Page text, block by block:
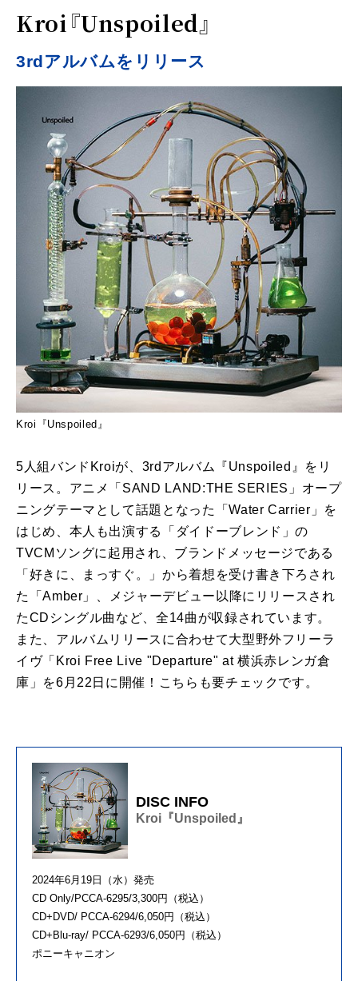
Kroi『Unspoiled』
3rdアルバムをリリース
Kroi『Unspoiled』
5人組バンドKroiが、3rdアルバム『Unspoiled』をリ
リース。アニメ「SAND LAND:THE SERIES」オープ
ニングテーマとして話題となった「Water Carrier」を
はじめ、本人も出演する「ダイドーブレンド」の
TVCMソングに起用され、ブランドメッセージである
「好きに、まっすぐ。」から着想を受け書き下ろされ
た「Amber」、メジャーデビュー以降にリリースされ
たCDシングル曲など、全14曲が収録されています。
また、アルバムリリースに合わせて大型野外フリーラ
イヴ「Kroi Free Live "Departure" at 横浜赤レンガ倉
庫」を6月22日に開催！こちらも要チェックです。
DISC INFO
Kroi『Unspoiled』
2024年6月19日（水）発売
CD Only/PCCA-6295/3,300円（税込）
CD+DVD/ PCCA-6294/6,050円（税込）
CD+Blu-ray/ PCCA-6293/6,050円（税込）
ポニーキャニオン